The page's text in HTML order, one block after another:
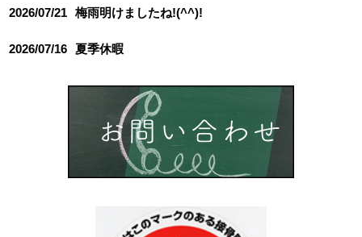
2026/07/21 梅雨明けましたね!(^^)!
2026/07/16 夏季休暇